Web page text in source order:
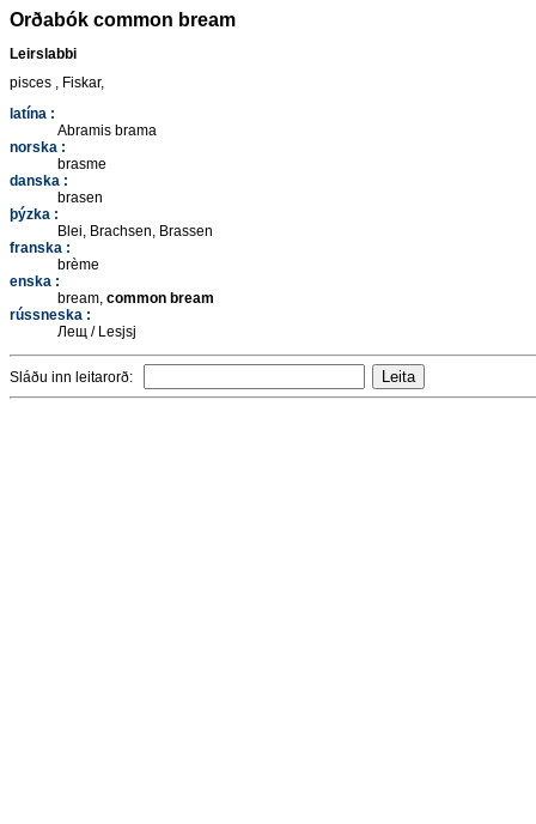
Orðabók common bream
Leirslabbi
pisces , Fiskar,
latína :
Abramis brama
norska :
brasme
danska :
brasen
þýzka :
Blei, Brachsen, Brassen
franska :
brème
enska :
bream, common bream
rússneska :
Лещ / Lesjsj
Sláðu inn leitarorð: